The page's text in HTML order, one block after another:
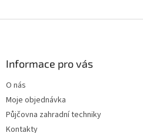
Informace pro vás
O nás
Moje objednávka
Půjčovna zahradní techniky
Kontakty